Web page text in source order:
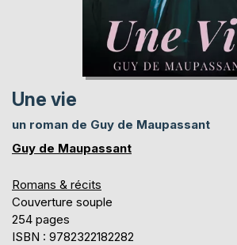
Une vie
un roman de Guy de Maupassant
Guy de Maupassant
Romans & récits
Couverture souple
254 pages
ISBN : 9782322182282